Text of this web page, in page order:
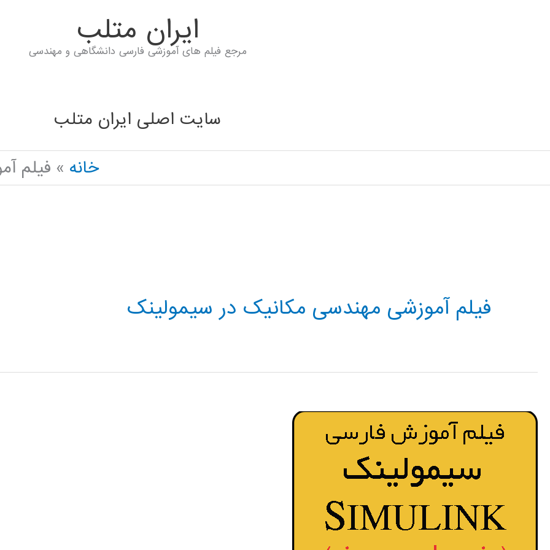
ايران متلب
مرجع فیلم های آموزشی فارسی دانشگاهی و مهندسی
سایت اصلی ایران متلب
خانه
فیلم
فیلم آموزشی مهندسی مکانیک در سیمولینک